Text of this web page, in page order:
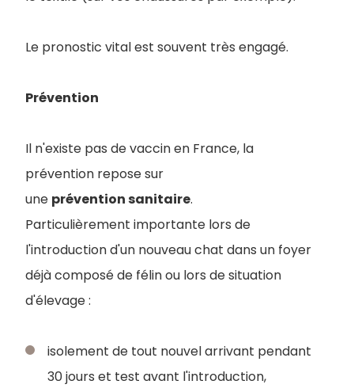
Le pronostic vital est souvent très engagé.
Prévention
Il n'existe pas de vaccin en France, la
prévention repose sur
une prévention sanitaire.
Particulièrement importante lors de
l'introduction d'un nouveau chat dans un foyer
déjà composé de félin ou lors de situation
d'élevage :
isolement de tout nouvel arrivant pendant
30 jours et test avant l'introduction,